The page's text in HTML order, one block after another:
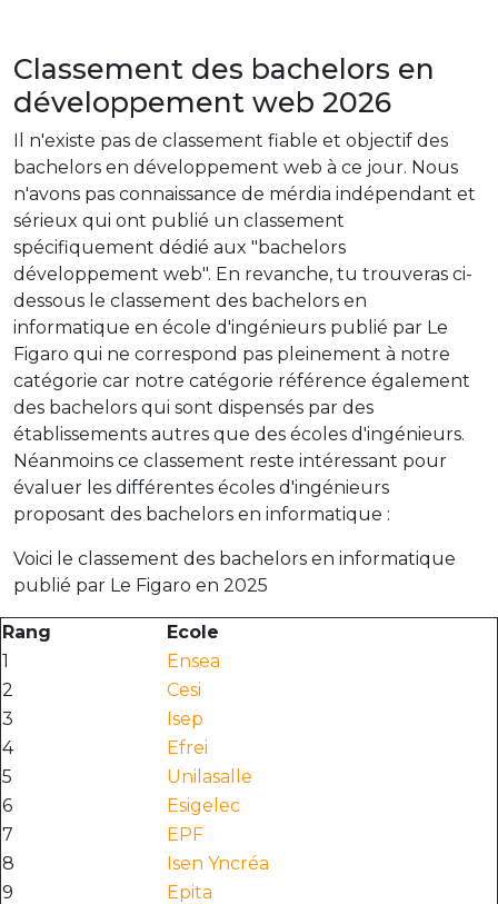
Classement des bachelors en
développement web 2026
Il n'existe pas de classement fiable et objectif des
bachelors en développement web à ce jour. Nous
n'avons pas connaissance de mérdia indépendant et
sérieux qui ont publié un classement
spécifiquement dédié aux "bachelors
développement web". En revanche, tu trouveras ci-
dessous le classement des bachelors en
informatique en école d'ingénieurs publié par Le
Figaro qui ne correspond pas pleinement à notre
catégorie car notre catégorie référence également
des bachelors qui sont dispensés par des
établissements autres que des écoles d'ingénieurs.
Néanmoins ce classement reste intéressant pour
évaluer les différentes écoles d'ingénieurs
proposant des bachelors en informatique :
Voici le classement des bachelors en informatique
publié par Le Figaro en 2025
Rang
Ecole
1
Ensea
2
Cesi
3
Isep
4
Efrei
5
Unilasalle
6
Esigelec
7
EPF
8
Isen Yncréa
9
Epita